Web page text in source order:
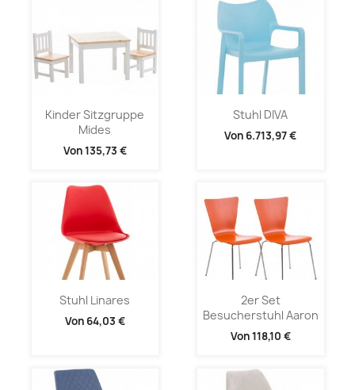
Kinder Sitzgruppe
Mides
Von135,73 €
Stuhl DIVA
Von 6.713,97 €
Stuhl Linares
Von 64,03 €
2er Set
Besucherstuhl Aaron
Von118,10 €